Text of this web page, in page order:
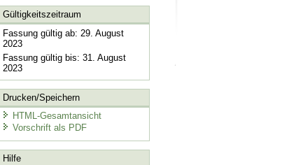
Gültigkeitszeitraum
Fassung gültig ab: 29. August
2023
Fassung gültig bis: 31. August
2023
Drucken/Speichern
HTML-Gesamtansicht
Vorschrift als PDF
Hilfe